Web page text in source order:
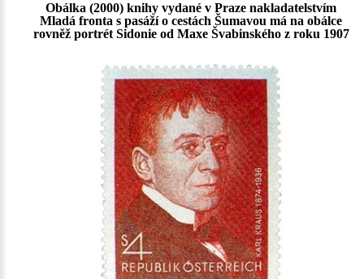
Obálka (2000) knihy vydané v Praze nakladatelstvím
Mladá fronta s pasáží o cestách Šumavou má na obálce
rovněž portrét Sidonie od Maxe Švabinského z roku 1907